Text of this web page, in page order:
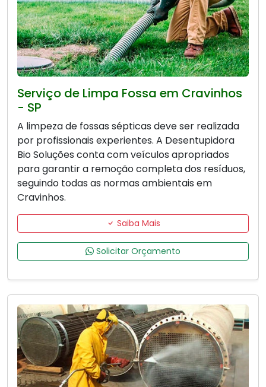
Serviço de Limpa Fossa em Cravinhos
- SP
A limpeza de fossas sépticas deve ser realizada
por profissionais experientes. A Desentupidora
Bio Soluções conta com veículos apropriados
para garantir a remoção completa dos resíduos,
seguindo todas as normas ambientais em
Cravinhos.
Saiba Mais
Solicitar Orçamento